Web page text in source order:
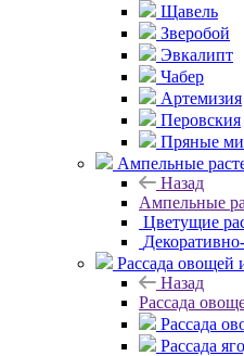
Щавель
Зверобой
Эвкалипт
Чабер
Артемизия
Перовския
Пряные
Ампельные
Назад
Ампельные
Цветущие
Рассада овощей
Назад
Рассада
Рассада
Рассада